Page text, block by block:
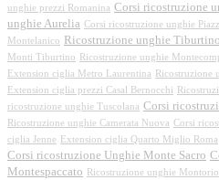
unghie prezzi Romanina Corsi ricostruzione
unghie Aurelia Corsi ricostruzione unghie
Montelanico
Ricostruzione unghie
Monti Tiburtino
Ricostruzione unghie
Extension ciglia Metro Laurentina
Ricostruzione
Extension ciglia prezzi Casal Bernocchi
ricostruzione unghie Tuscolana Corsi
Ricostruzione unghie Camerata Nuova Corsi
ciglia Jenne
Extension ciglia Quarto Miglio Roma
Corsi ricostruzione Unghie Monte Sacro
Montespaccato
Ricostruzione unghie